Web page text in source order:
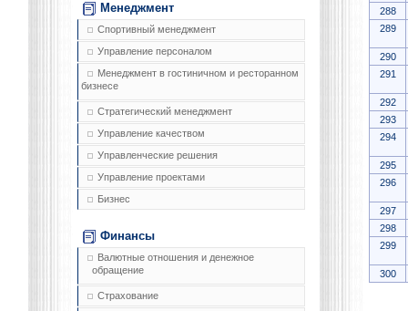
Менеджмент
Спортивный менеджмент
Управление персоналом
Менеджмент в гостиничном и ресторанном
бизнесе
Стратегический менеджмент
Управление качеством
Управленческие решения
Управление проектами
Бизнес
Финансы
Валютные отношения и денежное
обращение
Страхование
288
289
290
291
292
293
294
295
296
297
298
299
300